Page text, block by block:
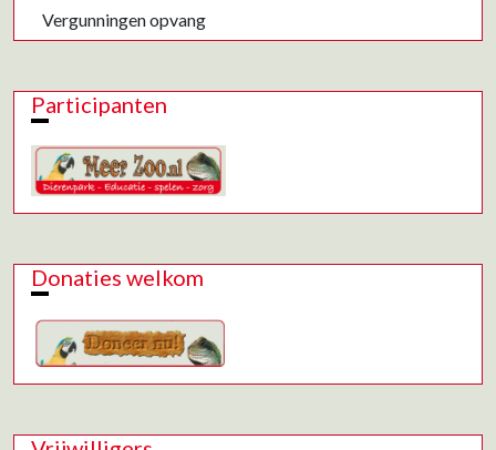
Vergunningen opvang
Participanten
Donaties welkom